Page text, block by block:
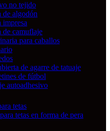
no tejido
de algodón
impresa
de camuflaje
para caballos
de agarre de tatuaje
de fútbol
autoadhesivo
tetas
tetas en forma de pera